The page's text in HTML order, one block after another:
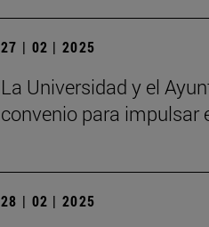
27 | 02 | 2025
La Universidad y el
convenio para impulsar
28 | 02 | 2025